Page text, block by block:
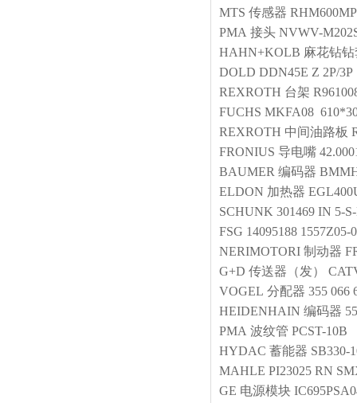
MTS 传感器
PMA 接头 NVWV-
HAHN+KOLB 麻花钻
DOLD DDN45E Z 2P/3P
REXROTH 台架
FUCHS MKFA08
REXROTH 中间油路板
FRONIUS 导电嘴
BAUMER 编码器
ELDON 加热器
SCHUNK 301469 IN 5-
FSG 14095188 1557Z05-
NERIMOTORI 制动器
G+D 传送器（发）
VOGEL 分配器 355 066
HEIDENHAIN 编码器
PMA 波纹管 PCST-10B
HYDAC 蓄能器 SB330-
MAHLE PI23025 RN
GE 电源模块